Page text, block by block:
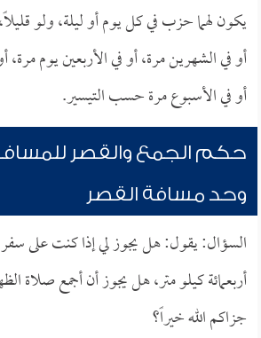
يكون لهما حزب في كل يوم أو ليلة، ولو
أو في الشهرين مرة، أو في الأربعين يوم
أو في الأسبوع مرة حسب التيسير.
حكم الجمع والقصر للمسافر
وحد مسافة القصر
السؤال: يقول: هل يجوز لي إذا كنت على
أربعمائة كيلو متر، هل يجوز أن أجمع صلاة
جزاكم الله خيراً؟